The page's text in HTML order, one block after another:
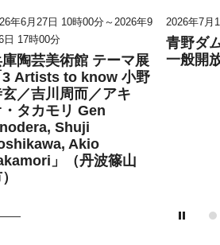
年6月27日 10時00分～2026年9
日 17時00分
陶芸美術館 テーマ展
3 Artists to know 小野
／吉川周而／アキ
・タカモリ Gen
Shuji
Akio
」（丹波篠山
2026年7月
青野ダ
一般開